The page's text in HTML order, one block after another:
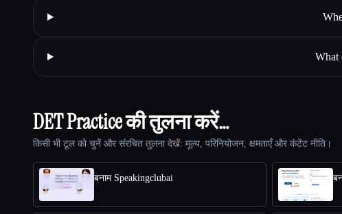
What
DET Practice की तुलना करें…
किसी भी टूल को चुनें और संरचित तुलना देखें: मूल्य, परिनियोजन, क्षमताएँ और कंटेंट नीति।
बनाम Speakingclubai